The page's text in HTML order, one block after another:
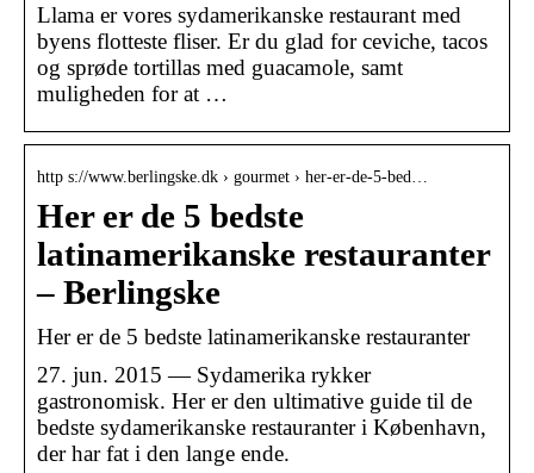
Llama er vores sydamerikanske restaurant med
byens flotteste fliser. Er du glad for ceviche, tacos
og sprøde tortillas med guacamole, samt
muligheden for at …
http s://www.berlingske.dk › gourmet › her-er-de-5-bed…
Her er de 5 bedste
latinamerikanske restauranter
– Berlingske
Her er de 5 bedste latinamerikanske restauranter
27. jun. 2015 — Sydamerika rykker
gastronomisk. Her er den ultimative guide til de
bedste sydamerikanske restauranter i København,
der har fat i den lange ende.